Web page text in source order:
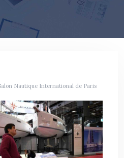
Nautique International de Paris